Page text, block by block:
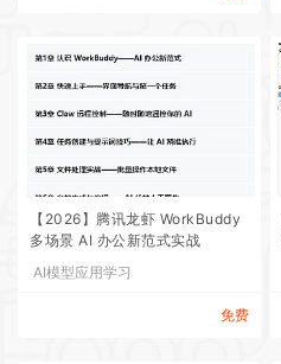
【2026】腾讯龙虾 WorkBuddy
多场景 AI 办公新范式实战
AI模型应用学习
免费